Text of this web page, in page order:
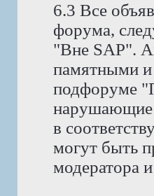
6.3 Все
форума,
"Вне SAP".
памятными и
подфоруме
нарушающие
в
могут быть
модератора